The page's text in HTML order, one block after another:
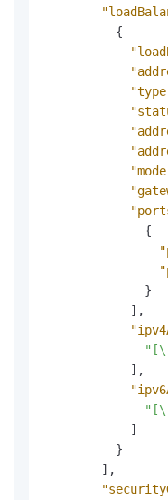
{
{
}
] ,
] ,
]
}
] ,